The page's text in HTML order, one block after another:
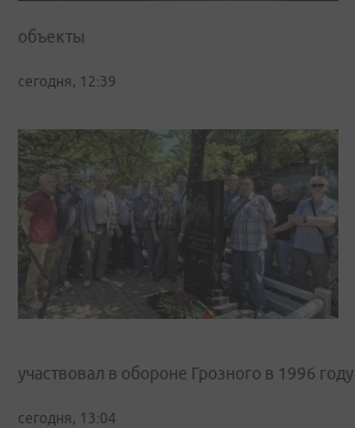
объекты
сегодня, 12:39
участвовал в обороне Грозного в 1996 году
сегодня, 13:04